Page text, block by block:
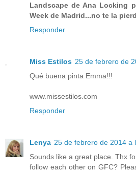
Landscape de Ana Locking
Week de Madrid...no te la
Responder
Miss Estilos 25 de febrero de
Qué buena pinta Emma!!!
www.missestilos.com
Responder
Lenya 25 de febrero de 2014 a
Sounds like a great place. Thx
follow each other on GFC?